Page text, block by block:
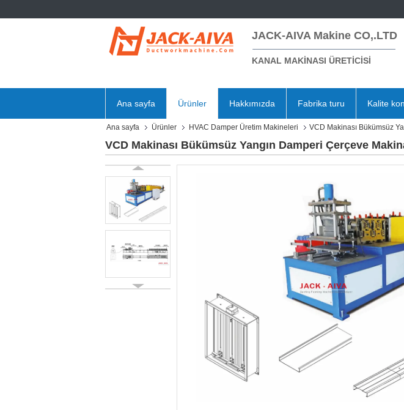
JACK-AIVA Makine CO,.LTD
KANAL MAKİNASI ÜRETİCİSİ
Ana sayfa Ürünler Hakkımızda Fabrika turu Kalite
Ana sayfa Ürünler HVAC Damper Üretim Makineleri VCD Makinası Bükümsüz
VCD Makinası Bükümsüz Yangın Damperi Çerçeve